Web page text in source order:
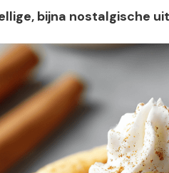
bijna nostalgische